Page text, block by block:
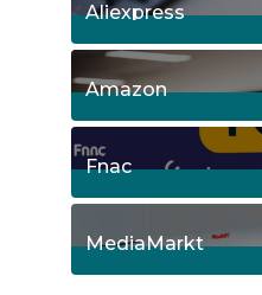
Aliexpress
18
Amazon
5
Fnac
9
MediaMarkt